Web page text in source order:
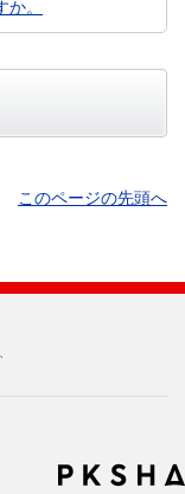
。
このページの先頭へ